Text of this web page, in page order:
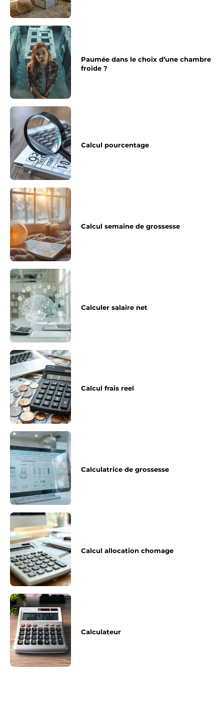
Paumée dans le choix d’une chambre
froide ?
Calcul pourcentage
Calcul semaine de grossesse
Calculer salaire net
Calcul frais reel
Calculatrice de grossesse
Calcul allocation chomage
Calculateur